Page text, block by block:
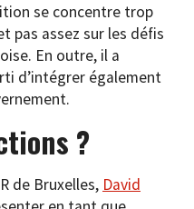
se concentre trop
pas assez sur les défis
En outre, il a
d’intégrer également
?
de Bruxelles, David